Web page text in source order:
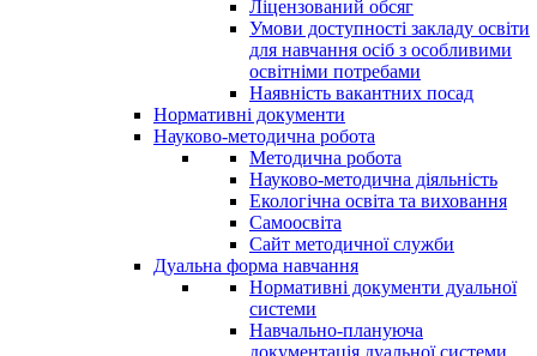
Ліцензований обсяг
Умови доступності закладу освіти
для навчання осіб з особливими
освітніми потребами
Наявність вакантних посад
Нормативні документи
Науково-методична робота
Методична робота
Науково-методична діяльність
Екологічна освіта та виховання
Самоосвіта
Сайт методичної служби
Дуальна форма навчання
Нормативні документи дуальної
системи
Навчально-плануюча
документація дуальної системи